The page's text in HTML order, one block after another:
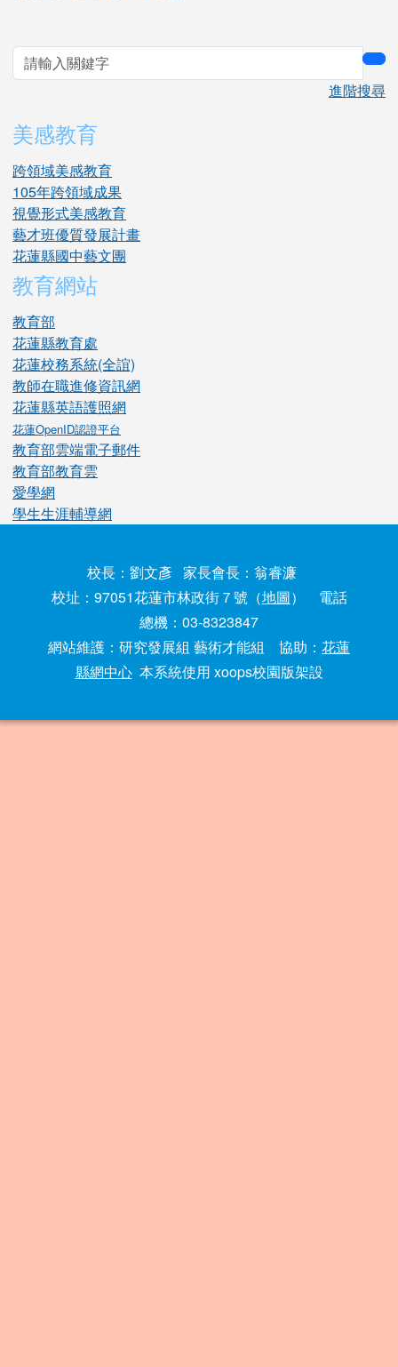
進階搜尋
美感教育
跨領域美感教育
105年跨領域成果
視覺形式美感教育
藝才班優質發展計畫
花蓮縣國中藝文團
教育網站
教育部
花蓮縣教育處
花蓮校務系統(全誼)
教師在職進修資訊網
花蓮縣英語護照網
花蓮OpenID認證平台
教育部雲端電子郵件
教育部教育雲
愛學網
學生生涯輔導網
校長：劉文彥 家長會長：翁睿濂
校址：97051花蓮市林政街７號（地圖） 電話
總機：03-8323847
網站維護：研究發展組 藝術才能組 協助： 花蓮
縣網中心本系統使用 xoops校園版架設